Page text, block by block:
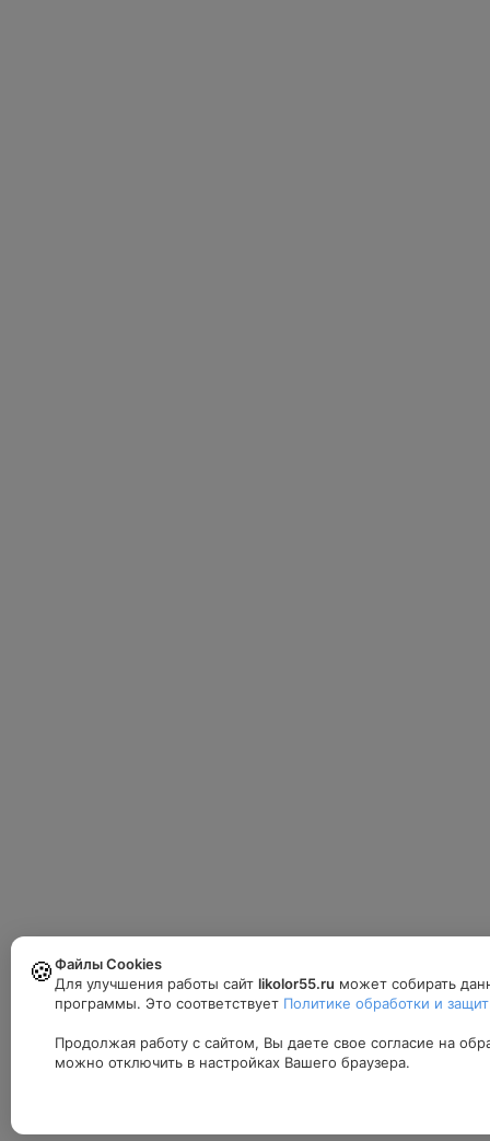
🍪Файлы Cookies
Для улучшения работы сайт likolor55.ru может собирать
программы. Это соответствует Политике обработки и
Продолжая работу с сайтом, Вы даете свое согласие на
можно отключить в настройках Вашего браузера.